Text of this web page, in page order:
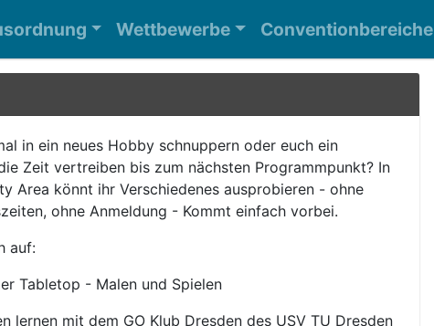
Wettbewerbe Conventionbereiche
in ein neues Hobby schnuppern oder euch ein
Zeit vertreiben bis zum nächsten Programmpunkt? In
Area könnt ihr Verschiedenes ausprobieren - ohne
ohne Anmeldung - Kommt einfach vorbei.
auf:
Tabletop - Malen und Spielen
lernen mit dem GO Klub Dresden des USV TU Dresden